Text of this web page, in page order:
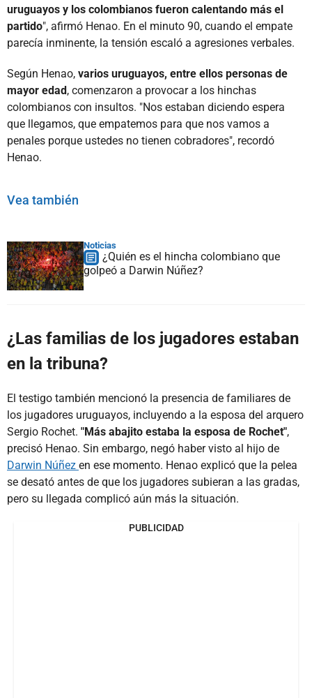
uruguayos y los colombianos fueron calentando más el
partido", afirmó Henao. En el minuto 90, cuando el empate
parecía inminente, la tensión escaló a agresiones verbales.
Según Henao, varios uruguayos, entre ellos personas de
mayor edad, comenzaron a provocar a los hinchas
colombianos con insultos. "Nos estaban diciendo espera
que llegamos, que empatemos para que nos vamos a
penales porque ustedes no tienen cobradores", recordó
Henao.
Vea también
Noticias
¿Quién es el hincha colombiano que
golpeó a Darwin Núñez?
¿Las familias de los jugadores estaban
en la tribuna?
El testigo también mencionó la presencia de familiares de
los jugadores uruguayos, incluyendo a la esposa del arquero
Sergio Rochet. "Más abajito estaba la esposa de Rochet",
precisó Henao. Sin embargo, negó haber visto al hijo de
Darwin Núñez en ese momento. Henao explicó que la pelea
se desató antes de que los jugadores subieran a las gradas,
pero su llegada complicó aún más la situación.
PUBLICIDAD